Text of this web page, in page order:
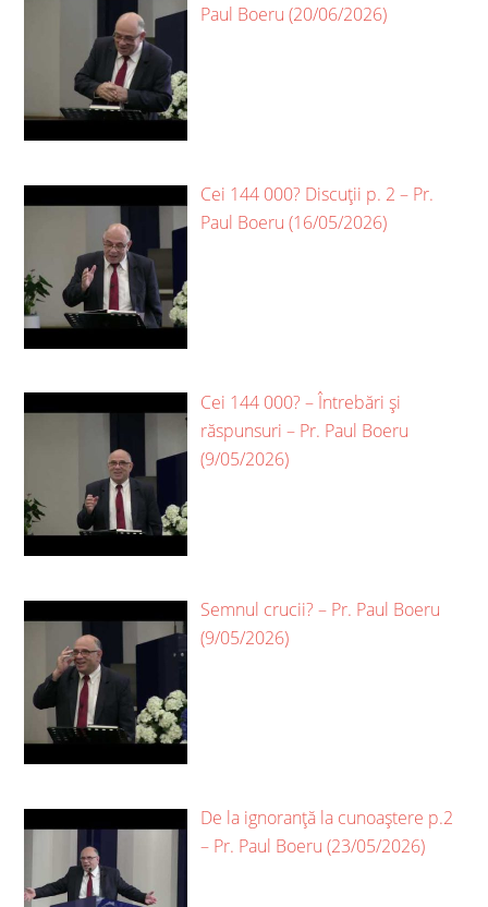
Paul Boeru (20/06/2026)
Cei 144 000? Discuții p. 2 – Pr.
Paul Boeru (16/05/2026)
Cei 144 000? – Întrebări și
răspunsuri – Pr. Paul Boeru
(9/05/2026)
Semnul crucii? – Pr. Paul Boeru
(9/05/2026)
De la ignoranță la cunoaștere p.2
– Pr. Paul Boeru (23/05/2026)